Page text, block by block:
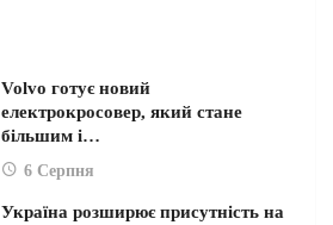
Volvo готує новий
електрокросовер, який стане
більшим і…
6 Серпня
Україна розширює присутність на